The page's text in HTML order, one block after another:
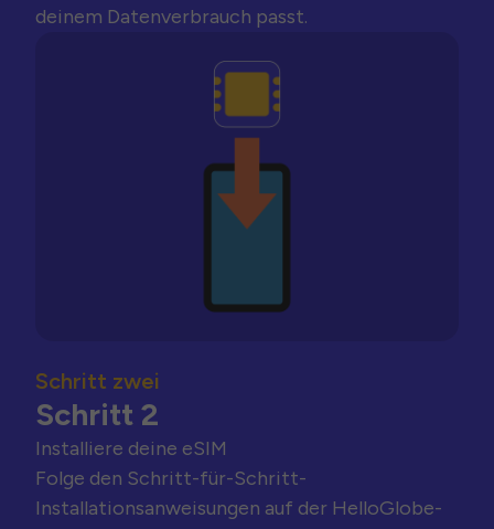
deinem Datenverbrauch passt.
Schritt zwei
Schritt 2
Installiere deine eSIM
Folge den Schritt-für-Schritt-
Installationsanweisungen auf der HelloGlobe-